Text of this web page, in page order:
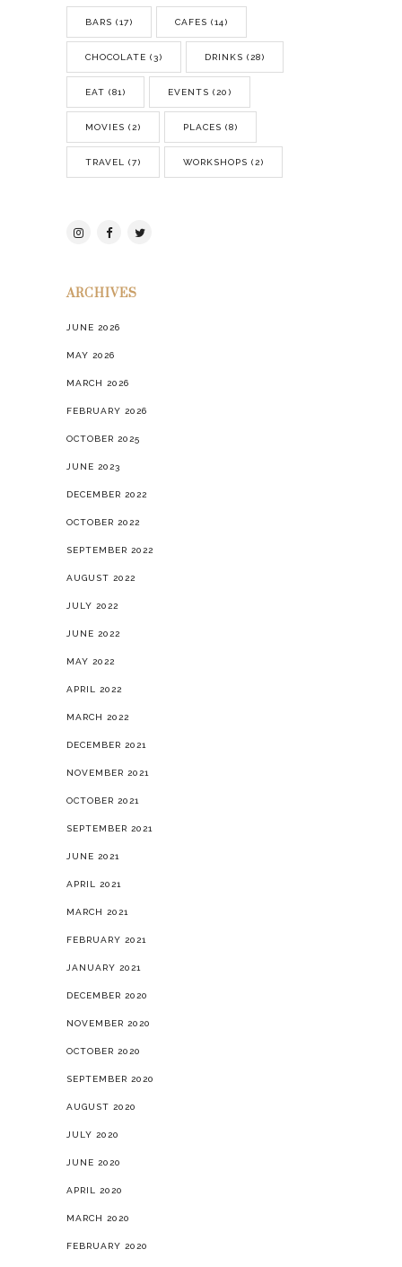
BARS (17) CAFES (14)
CHOCOLATE (3) DRINKS (28)
EAT (81) EVENTS (20)
MOVIES (2) PLACES (8)
TRAVEL (7) WORKSHOPS (2)
ARCHIVES
JUNE 2026
MAY 2026
MARCH 2026
FEBRUARY 2026
OCTOBER 2025
JUNE 2023
DECEMBER 2022
OCTOBER 2022
SEPTEMBER 2022
AUGUST 2022
JULY 2022
JUNE 2022
MAY 2022
APRIL 2022
MARCH 2022
DECEMBER 2021
NOVEMBER 2021
OCTOBER 2021
SEPTEMBER 2021
JUNE 2021
APRIL 2021
MARCH 2021
FEBRUARY 2021
JANUARY 2021
DECEMBER 2020
NOVEMBER 2020
OCTOBER 2020
SEPTEMBER 2020
AUGUST 2020
JULY 2020
JUNE 2020
APRIL 2020
MARCH 2020
FEBRUARY 2020